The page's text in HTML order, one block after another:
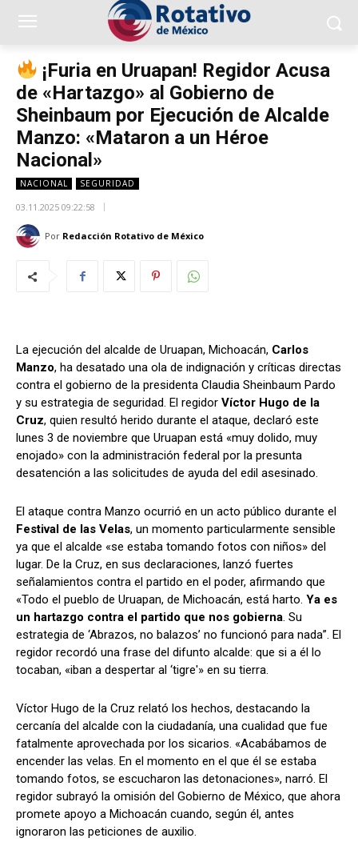
¡Furia en Uruapan! Regidor Acusa
de «Hartazgo» al Gobierno de
Sheinbaum por Ejecución de Alcalde
Manzo: «Mataron a un Héroe
Nacional»
NACIONAL SEGURIDAD
03.11.2025 09:22:58
Por Redacción Rotativo de México
La ejecución del alcalde de Uruapan, Michoacán, Carlos
Manzo, ha desatado una ola de indignación y críticas directas
contra el gobierno de la presidenta Claudia Sheinbaum Pardo
y su estrategia de seguridad. El regidor Víctor Hugo de la
Cruz, quien resultó herido durante el ataque, declaró este
lunes 3 de noviembre que Uruapan está «muy dolido, muy
enojado» con la administración federal por la presunta
desatención a las solicitudes de ayuda del edil asesinado.
El ataque contra Manzo ocurrió en un acto público durante el
Festival de las Velas, un momento particularmente sensible
ya que el alcalde «se estaba tomando fotos con niños» del
lugar. De la Cruz, en sus declaraciones, lanzó fuertes
señalamientos contra el partido en el poder, afirmando que
«Todo el pueblo de Uruapan, de Michoacán, está harto. Ya es
un hartazgo contra el partido que nos gobierna. Su
estrategia de ‘Abrazos, no balazos’ no funcionó para nada”. El
regidor recordó una frase del difunto alcalde: que si a él lo
tocaban, «iban a despertar al ‘tigre'» en su tierra.
Víctor Hugo de la Cruz relató los hechos, destacando la
cercanía del alcalde con la ciudadanía, una cualidad que fue
fatalmente aprovechada por los sicarios. «Acabábamos de
encender las velas. En el momento en el que él se estaba
tomando fotos, se escucharon las detonaciones», narró. El
regidor subrayó la omisión del Gobierno de México, que ahora
promete apoyo a Michoacán cuando, según él, antes
ignoraron las peticiones de auxilio.